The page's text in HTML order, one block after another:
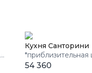
Кухня Санторини
*приблизительная
3 кв.м.
54 360